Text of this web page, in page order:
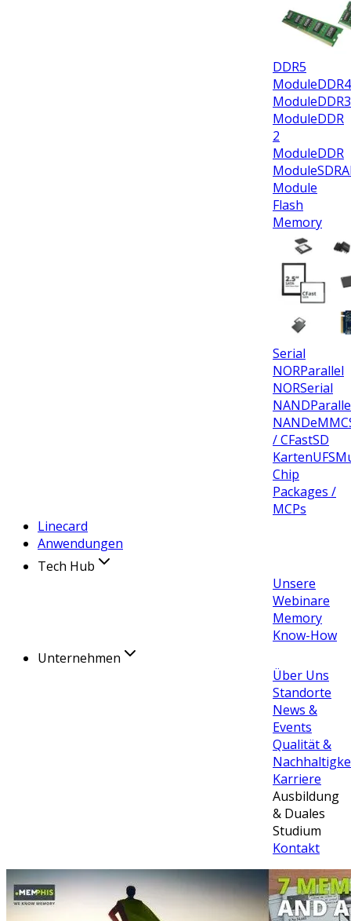
DDR5
ModuleDDR4
ModuleDDR3
ModuleDDR
2
ModuleDDR
Module
Module
Flash
Memory
Serial
NORParallel
NORSerial
NAND
NANDeMMC
/ CFastSD
KartenUFS
Chip
Packages /
MCPs
Linecard
Anwendungen
Tech Hub
Unsere
Webinare
Memory
Know-How
Unternehmen
Über Uns
Standorte
News &
Events
Qualität &
Karriere
Ausbildung
& Duales
Studium
Kontakt